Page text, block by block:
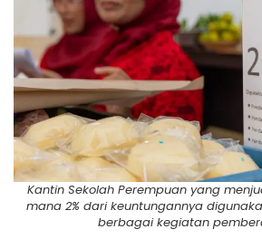
Kantin Sekolah Perempuan yang
mana 2% dari keuntungannya
berbagai kegiatan